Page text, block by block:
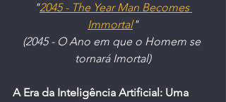
"2045 - The Year Man Becomes
Immortal"
(2045 - O Ano em que o Homem se
tornará Imortal)
A Era da Inteligência Artificial: Uma